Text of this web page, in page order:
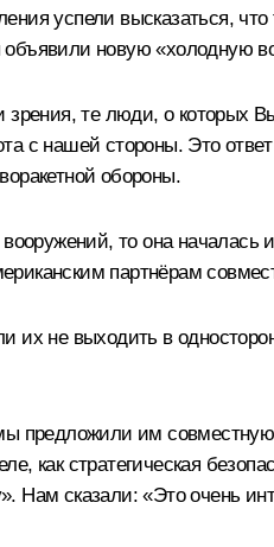
успели высказаться,
новую «холодную
зрения, те люди, о которых
с нашей стороны. Это
обороны.
вооружений, то она
партнёрам
их не выходить в
предложили им
как стратегическая
Нам сказали: «Это очень